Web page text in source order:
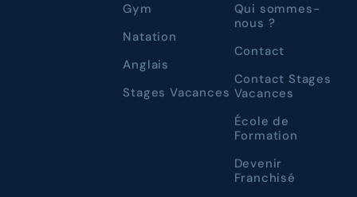
Gym
Natation
Anglais
Stages Vacances
Qui sommes-
nous ?
Contact
Contact Stages
Vacances
École de
Formation
Devenir
Franchisé